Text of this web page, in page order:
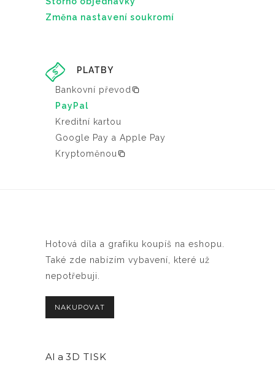
Změna nastavení soukromí
PLATBY
Bankovní převod
PayPal
Kreditní kartou
Google Pay a Apple Pay
Kryptoměnou
Hotová díla a grafiku koupíš na eshopu.
Také zde nabízím vybavení, které už
nepotřebuji.
NAKUPOVAT
AI a 3D TISK